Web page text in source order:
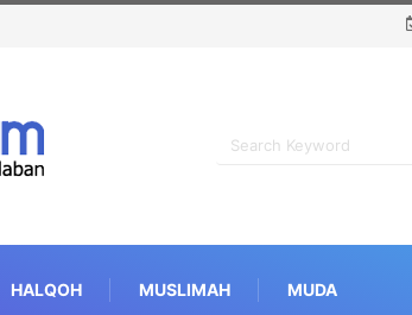
HALQOH MUSLIMAH MUDA